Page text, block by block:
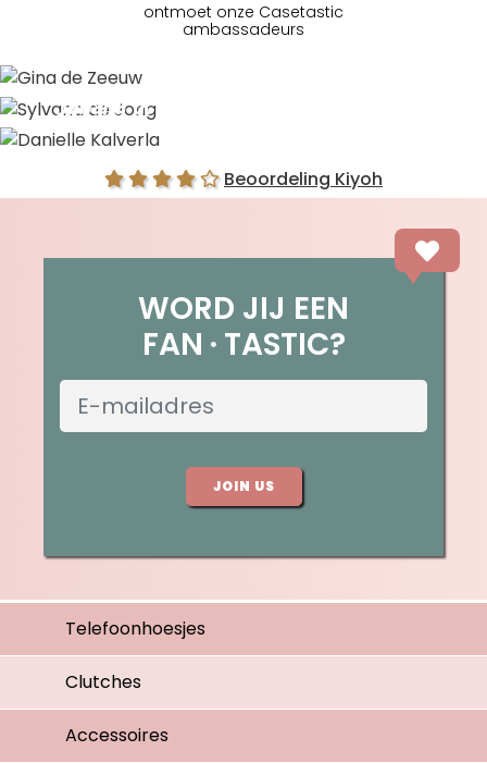
ontmoet onze Casetastic
ambassadeurs
Sylvana de Jong
Beoordeling Kiyoh
WORD JIJ EEN
FAN TASTIC?
JOIN US
Telefoonhoesjes
Clutches
Accessoires